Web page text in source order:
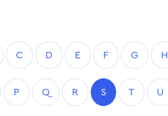
C D E F G H
P Q R S T U